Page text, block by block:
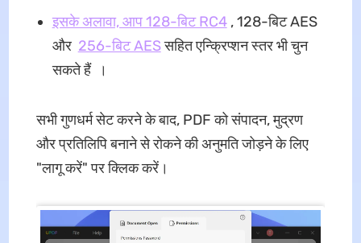
इसके अलावा, आप 128-बिट RC4, 128-बिट AES
और 256-बिट AESसहित एन्क्रिप्शन स्तर भी चुन
सकते हैं ।
सभी गुणधर्म सेट करने के बाद, PDF को संपादन, मुद्रण
और प्रतिलिपि बनाने से रोकने की अनुमति जोड़ने के लिए
"लागू करें" पर क्लिक करें।